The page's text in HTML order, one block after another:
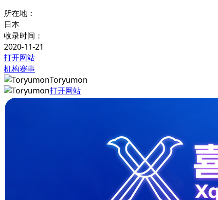
所在地：
日本
收录时间：
2020-11-21
打开网站
机构赛事
Toryumon
打开网站